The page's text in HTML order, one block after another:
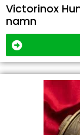
Victorinox
namn